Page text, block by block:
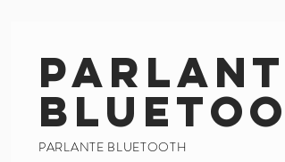
PARLANTE BLUETOOTH